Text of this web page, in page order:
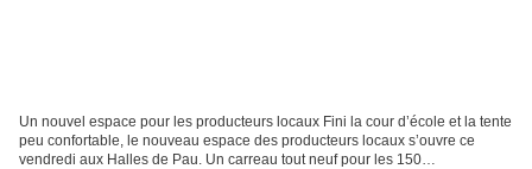
Un nouvel espace pour les producteurs locaux Fini la cour d’école et la tente
peu confortable, le nouveau espace des producteurs locaux s’ouvre ce
vendredi aux Halles de Pau. Un carreau tout neuf pour les 150